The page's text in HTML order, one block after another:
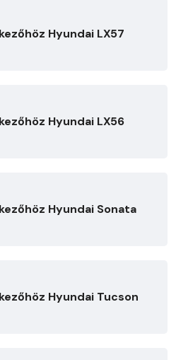
Hyundai LX57
Hyundai LX56
Hyundai Sonata
Hyundai Tucson